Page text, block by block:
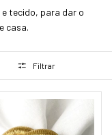
tecido, para dar o
casa.
Filtrar